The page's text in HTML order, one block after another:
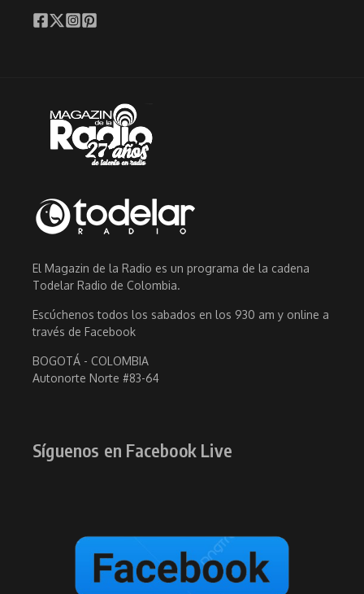
El Magazin de la Radio es un programa de la cadena
Todelar Radio de Colombia.
Escúchenos todos los sabados en los 930 am y online a
través de Facebook
BOGOTÁ - COLOMBIA
Autonorte Norte #83-64
Síguenos en Facebook Live